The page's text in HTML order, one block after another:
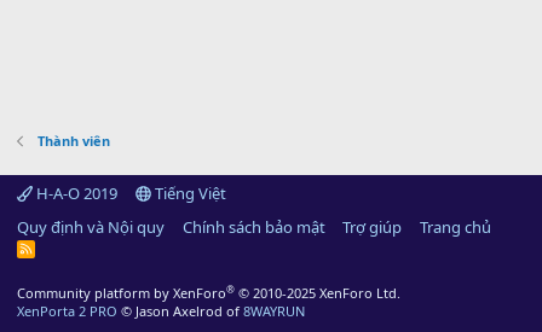
Thành viên
H-A-O 2019
Tiếng Việt
Quy định và Nội quy
Chính sách bảo mật Trợ giúp Trang chủ
R
Community platform by XenForo® © 2010-2025 XenForo Ltd.
XenPorta 2 PRO © Jason Axelrod of 8WAYRUN